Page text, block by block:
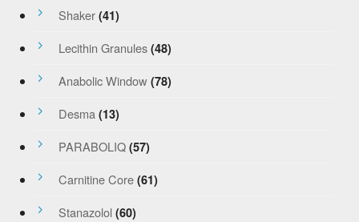
Shaker (41)
Lecithin Granules (48)
Anabolic Window (78)
Desma (13)
PARABOLIQ (57)
Carnitine Core (61)
Stanazolol (60)